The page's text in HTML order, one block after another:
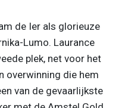
de Ier als glorieuze
Lumo. Laurance
plek, net voor het
overwinning die hem
van de gevaarlijkste